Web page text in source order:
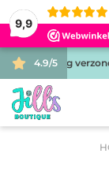
9,9
4.9/5
dezelfde dag